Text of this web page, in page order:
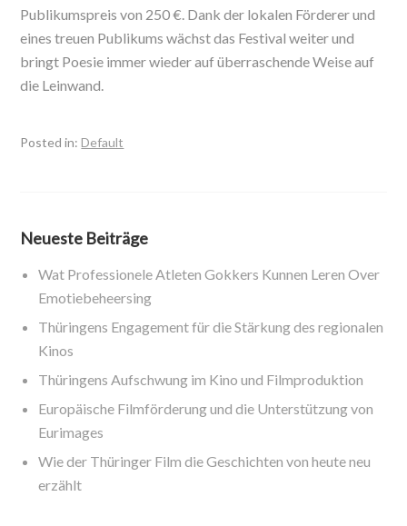
Publikumspreis von 250 €. Dank der lokalen Förderer und
eines treuen Publikums wächst das Festival weiter und
bringt Poesie immer wieder auf überraschende Weise auf
die Leinwand.
Posted in:Default
Neueste Beiträge
Wat Professionele Atleten Gokkers Kunnen Leren Over
Emotiebeheersing
Thüringens Engagement für die Stärkung des regionalen
Kinos
Thüringens Aufschwung im Kino und Filmproduktion
Europäische Filmförderung und die Unterstützung von
Eurimages
Wie der Thüringer Film die Geschichten von heute neu
erzählt